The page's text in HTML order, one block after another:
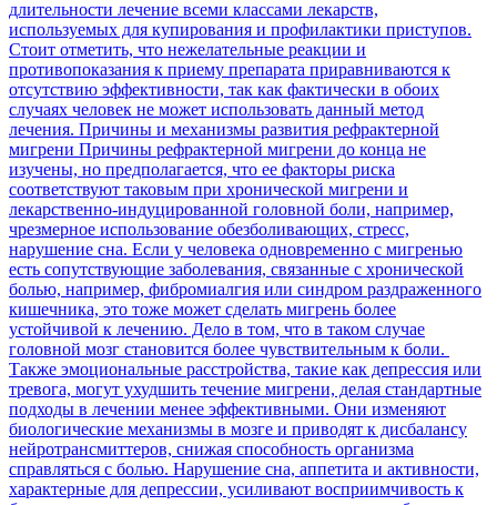
длительности лечение всеми классами лекарств,
используемых для купирования и профилактики приступов.
Стоит отметить, что нежелательные реакции и
противопоказания к приему препарата приравниваются к
отсутствию эффективности, так как фактически в обоих
случаях человек не может использовать данный метод
лечения. Причины и механизмы развития рефрактерной
мигрени Причины рефрактерной мигрени до конца не
изучены, но предполагается, что ее факторы риска
соответствуют таковым при хронической мигрени и
лекарственно-индуцированной головной боли, например,
чрезмерное использование обезболивающих, стресс,
нарушение сна. Если у человека одновременно с мигренью
есть сопутствующие заболевания, связанные с хронической
болью, например, фибромиалгия или синдром раздраженного
кишечника, это тоже может сделать мигрень более
устойчивой к лечению. Дело в том, что в таком случае
головной мозг становится более чувствительным к боли.
Также эмоциональные расстройства, такие как депрессия или
тревога, могут ухудшить течение мигрени, делая стандартные
подходы в лечении менее эффективными. Они изменяют
биологические механизмы в мозге и приводят к дисбалансу
нейротрансмиттеров, снижая способность организма
справляться с болью. Нарушение сна, аппетита и активности,
характерные для депрессии, усиливают восприимчивость к